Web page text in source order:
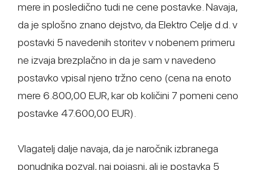
mere in posledično tudi ne cene postavke. Navaja,
da je splošno znano dejstvo, da Elektro Celje d.d. v
postavki 5 navedenih storitev v nobenem primeru
ne izvaja brezplačno in da je sam v navedeno
postavko vpisal njeno tržno ceno (cena na enoto
mere 6.800,00 EUR, kar ob količini 7 pomeni ceno
postavke 47.600,00 EUR).
Vlagatelj dalje navaja, da je naročnik izbranega
ponudnika pozval, naj pojasni, ali je postavka 5